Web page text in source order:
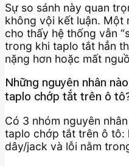
Sự so sánh này quan
không vội kết luận. Một
cho thấy hệ thống vẫn
trong khi taplo tắt hẳn
nặng hơn hoặc mất
Những nguyên nhân
taplo chớp tắt trên ô
Có 3 nhóm nguyên
taplo chớp tắt trên ô tô:
dây/jack và lỗi nằm